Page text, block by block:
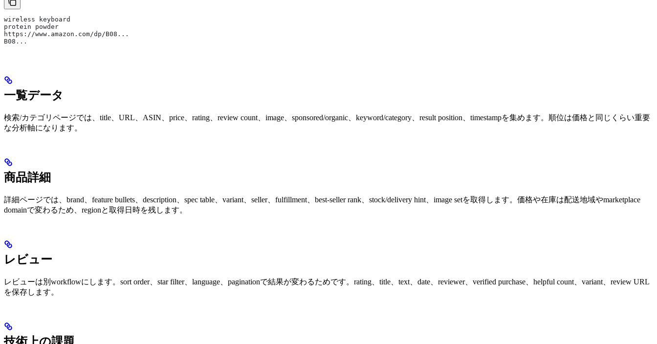
wireless keyboard
protein powder
https://www.amazon.com/dp/B08...
B08...
一覧データ
検索/カテゴリページでは、title、URL、ASIN、price、rating、review count、image、sponsored/organic、keyword/category、result position、timestampを集めます。順位は価格と同じくらい重要
な分析軸になります。
商品詳細
詳細ページでは、brand、feature bullets、description、spec table、variant、seller、fulfillment、best-seller rank、stock/delivery hint、image setを取得します。価格や在庫は配送地域やmarketplace
domainで変わるため、regionと取得日時を残します。
レビュー
レビューは別workflowにします。sort order、star filter、language、paginationで結果が変わるためです。rating、title、text、date、reviewer、verified purchase、helpful count、variant、review URL
を保存します。
技術上の課題